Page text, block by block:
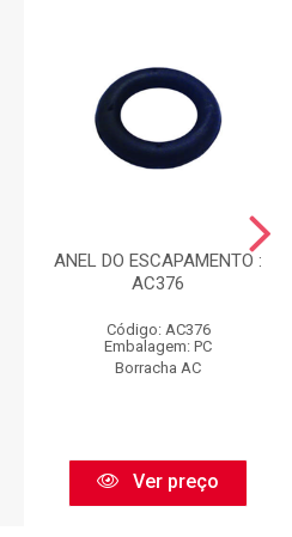
ANEL DO ESCAPAMENTO :
AC376
Código: AC376
Embalagem: PC
Borracha AC
Ver preço